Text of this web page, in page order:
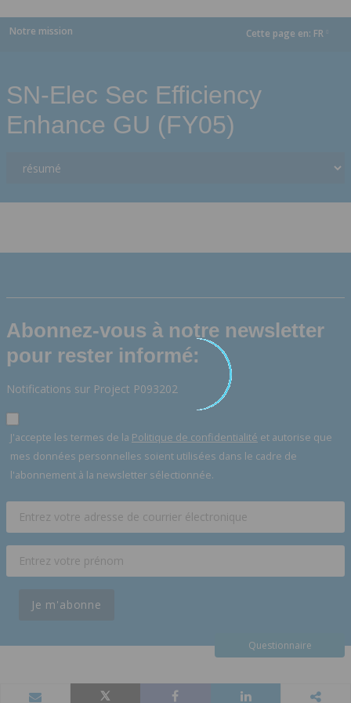
Notre mission Cette page en: FR
SN-Elec Sec Efficiency
Enhance GU (FY05)
Abonnez-vous à notre newsletter
pour rester informé:
Notifications sur Project P093202
J'accepte les termes de la Politique de confidentialité et autorise que
mes données personnelles soient utilisées dans le cadre de
l'abonnement à la newsletter sélectionnée.
Je m'abonne
Questionnaire